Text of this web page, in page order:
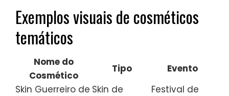
Exemplos visuais de cosméticos
temáticos
Nome do
Cosmético
Tipo
Evento
Skin Guerreiro de Skin de
Festival de